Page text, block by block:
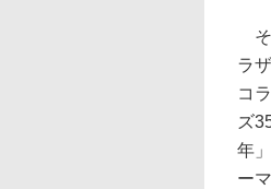
そ
ラ
コ
ズ
年
ー